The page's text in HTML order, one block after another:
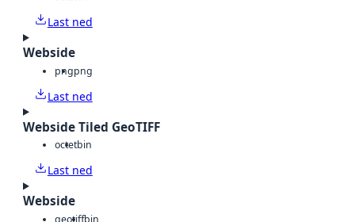
Last ned
Webside
pngpng
Last ned
Webside Tiled GeoTIFF
octetbin
Last ned
Webside
geotiffbin